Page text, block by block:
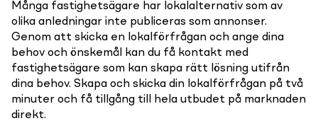
Många fastighetsägare har lokalalternativ som av
olika anledningar inte publiceras som annonser.
Genom att skicka en lokalförfrågan och ange dina
behov och önskemål kan du få kontakt med
fastighetsägare som kan skapa rätt lösning utifrån
dina behov. Skapa och skicka din lokalförfrågan på två
minuter och få tillgång till hela utbudet på marknaden
direkt.